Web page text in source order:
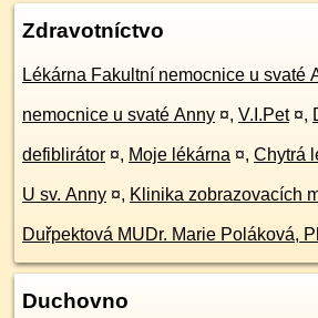
Zdravotníctvo
Lékárna Fakultní nemocnice u svaté
nemocnice u svaté Anny ¤, V.I.Pet ¤,
defiblirátor ¤, Moje lékárna ¤, Chytrá
U sv. Anny ¤, Klinika zobrazovacích
Duřpektová MUDr. Marie Poláková,
Duchovno